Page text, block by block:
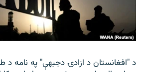
د "افغانستان د ازادۍ دجبهې" په نامه د